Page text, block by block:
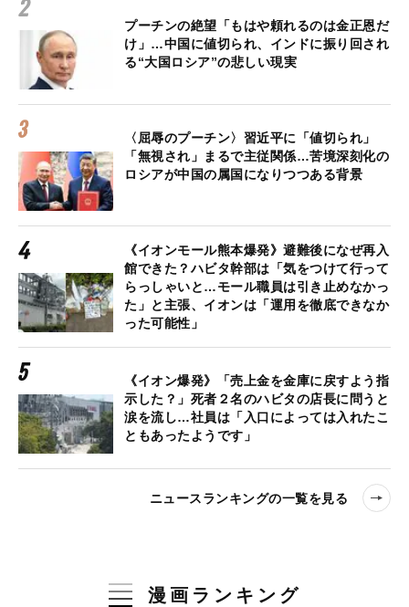
プーチンの絶望「もはや頼れるのは金正恩だ
け」…中国に値切られ、インドに振り回され
る“大国ロシア”の悲しい現実
〈屈辱のプーチン〉習近平に「値切られ」
「無視され」まるで主従関係…苦境深刻化の
ロシアが中国の属国になりつつある背景
《イオンモール熊本爆発》避難後になぜ再入
館できた？ハビタ幹部は「気をつけて行って
らっしゃいと…モール職員は引き止めなかっ
た」と主張、イオンは「運用を徹底できなか
った可能性」
《イオン爆発》「売上金を金庫に戻すよう指
示した？」死者２名のハビタの店長に問うと
涙を流し…社員は「入口によっては入れたこ
ともあったようです」
ニュースランキングの一覧を見る
漫画ランキング